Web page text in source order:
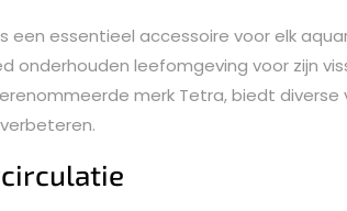
een essentieel accessoire voor elk
onderhouden leefomgeving voor zijn
merk Tetra, biedt diverse